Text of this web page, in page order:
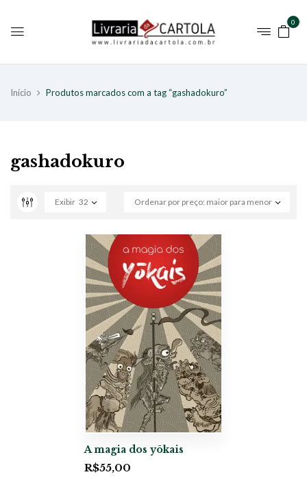
0
Início Produtos marcados com a tag “gashadokuro”
gashadokuro
Ordenar por preço: maior para menor
Exibir 32
A magia dos yōkais
R$55,00